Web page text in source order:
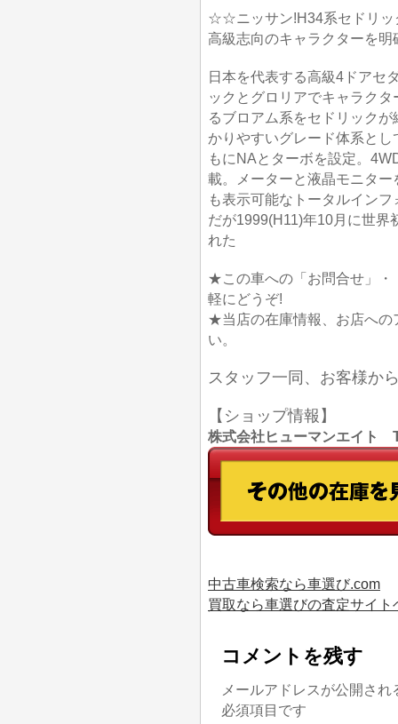
☆☆ニッサン!H34系セドリ
高級志向のキャラクターを明
日本を代表する高級4ドアセ
ックとグロリアでキャラク
るブロアム系をセドリック
かりやすいグレード体系と
もにNAとターボを設定。
載。メーターと液晶モニタ
も表示可能なトータルイン
だが1999(H11)年10月に世界
れた
★この車への「お問合せ」・
軽にどうぞ!
★当店の在庫情報、お店への
い。
スタッフ一同、お客様か
【ショップ情報】
株式会社ヒューマンエイト
中古車検索なら車選び.com
買取なら車選びの査定サイト
コメントを残す
メールアドレスが公開さ
必須項目です